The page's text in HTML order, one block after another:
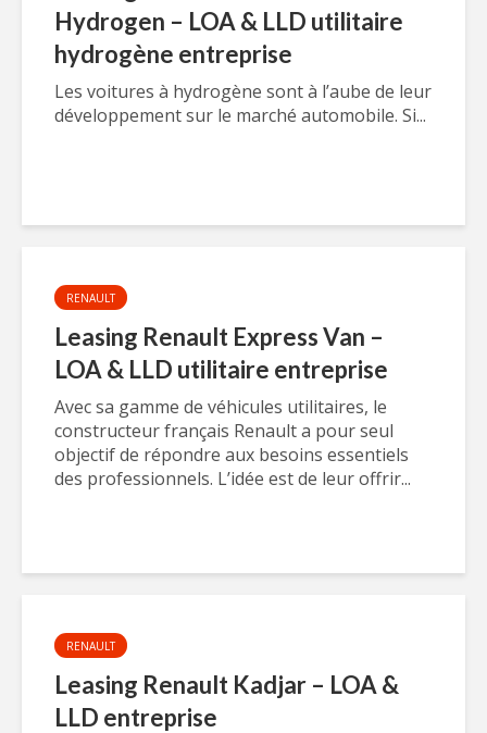
Hydrogen – LOA & LLD utilitaire
hydrogène entreprise
Les voitures à hydrogène sont à l’aube de leur
développement sur le marché automobile. Si...
RENAULT
Leasing Renault Express Van –
LOA & LLD utilitaire entreprise
Avec sa gamme de véhicules utilitaires, le
constructeur français Renault a pour seul
objectif de répondre aux besoins essentiels
des professionnels. L’idée est de leur offrir...
RENAULT
Leasing Renault Kadjar – LOA &
LLD entreprise